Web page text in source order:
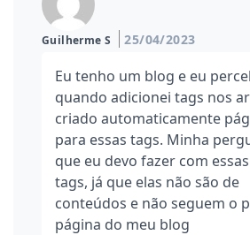
Guilherme S 25/04/2023
Eu tenho um blog e eu
quando adicionei tags nos
criado automaticamente
para essas tags. Minha
que eu devo fazer com
tags, já que elas não são de
conteúdos e não seguem o
página do meu blog